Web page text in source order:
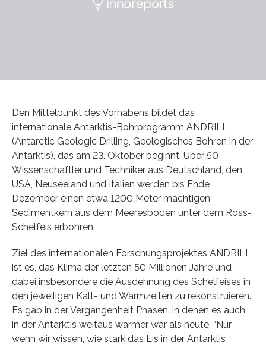
Den Mittelpunkt des Vorhabens bildet das
internationale Antarktis-Bohrprogramm ANDRILL
(Antarctic Geologic Drilling, Geologisches Bohren in der
Antarktis), das am 23. Oktober beginnt. Über 50
Wissenschaftler und Techniker aus Deutschland, den
USA, Neuseeland und Italien werden bis Ende
Dezember einen etwa 1200 Meter mächtigen
Sedimentkern aus dem Meeresboden unter dem Ross-
Schelfeis erbohren.
Ziel des internationalen Forschungsprojektes ANDRILL
ist es, das Klima der letzten 50 Millionen Jahre und
dabei insbesondere die Ausdehnung des Schelfeises in
den jeweiligen Kalt- und Warmzeiten zu rekonstruieren.
Es gab in der Vergangenheit Phasen, in denen es auch
in der Antarktis weitaus wärmer war als heute. “Nur
wenn wir wissen, wie stark das Eis in der Antarktis